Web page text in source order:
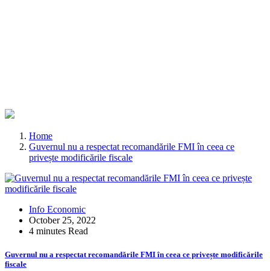
Home
Guvernul nu a respectat recomandările FMI în ceea ce
privește modificările fiscale
Info Economic
October 25, 2022
4 minutes Read
Guvernul nu a respectat recomandările FMI în ceea ce privește modificările
fiscale